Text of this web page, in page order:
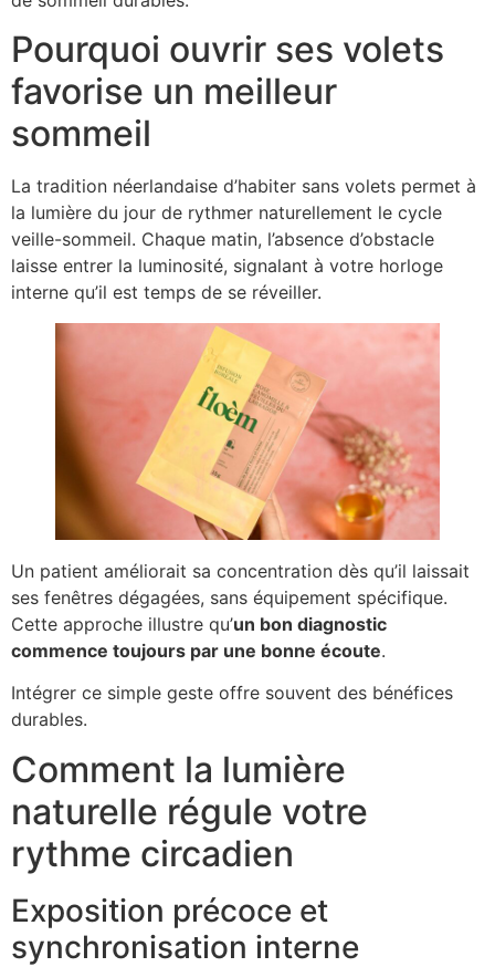
Pourquoi ouvrir ses volets
favorise un meilleur
sommeil
La tradition néerlandaise d’habiter sans volets permet à
la lumière du jour de rythmer naturellement le cycle
veille-sommeil. Chaque matin, l’absence d’obstacle
laisse entrer la luminosité, signalant à votre horloge
interne qu’il est temps de se réveiller.
Un patient améliorait sa concentration dès qu’il laissait
ses fenêtres dégagées, sans équipement spécifique.
Cette approche illustre qu’un bon diagnostic
commence toujours par une bonne écoute.
Intégrer ce simple geste offre souvent des bénéfices
durables.
Comment la lumière
naturelle régule votre
rythme circadien
Exposition précoce et
synchronisation interne